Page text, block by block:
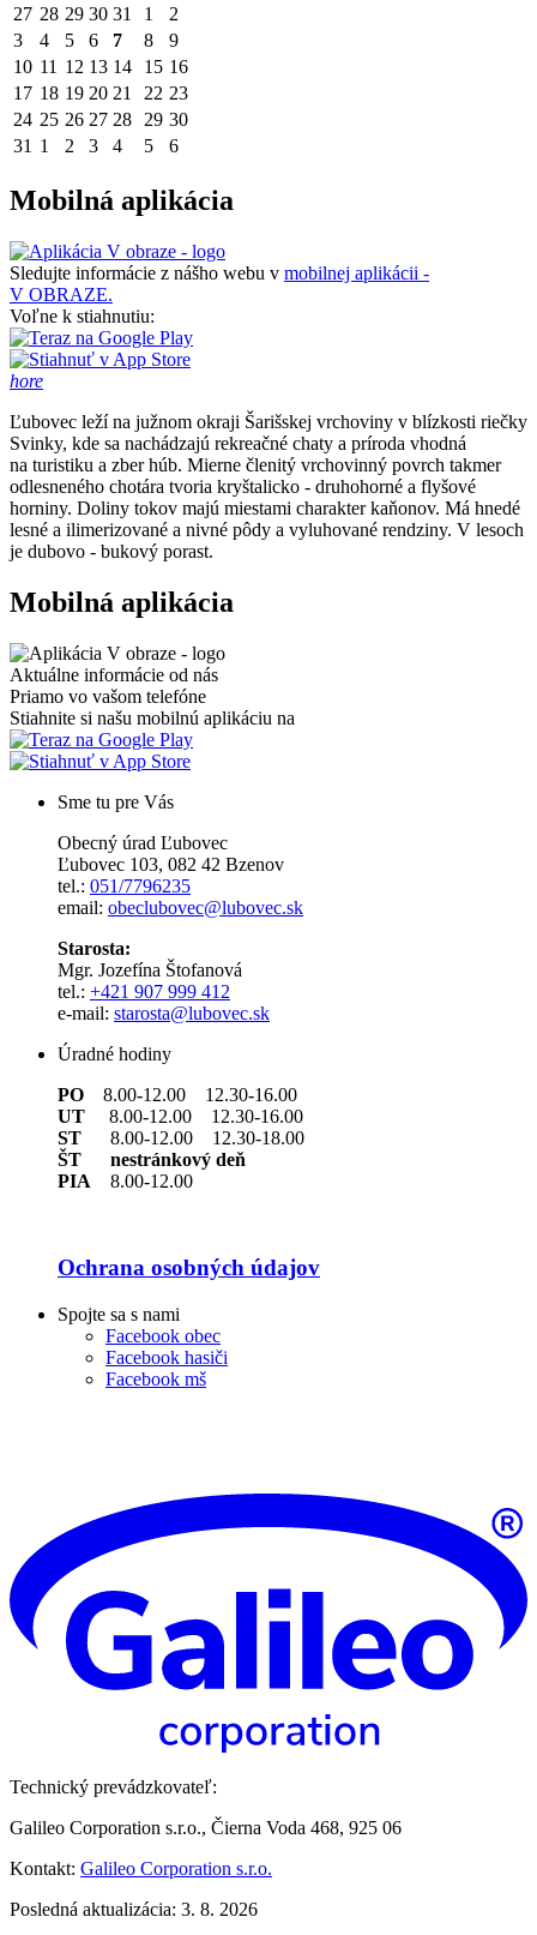
27 28 29 30 31 1
2
3
4 5 6 7 8
9
10 11 12 13 14 15 16
17 18 19 20 21 22 23
24 25 26 27 28 29 30
31 1 2 3 4 5 6
Mobilná aplikácia
Sledujte informácie z nášho webu v mobilnej aplikácii -
V OBRAZE.
Voľne k stiahnutiu:
hore
Ľubovec leží na južnom okraji Šarišskej vrchoviny v blízkosti riečky
Svinky, kde sa nachádzajú rekreačné chaty a príroda vhodná
na turistiku a zber húb. Mierne členitý vrchovinný povrch takmer
odlesneného chotára tvoria kryštalicko - druhohorné a flyšové
horniny. Doliny tokov majú miestami charakter kaňonov. Má hnedé
lesné a ilimerizované a nivné pôdy a vyluhované rendziny. V lesoch
je dubovo - bukový porast.
Mobilná aplikácia
Aktuálne informácie od nás
Priamo vo vašom telefóne
Stiahnite si našu mobilnú aplikáciu na
Sme tu pre Vás
Obecný úrad Ľubovec
Ľubovec 103, 082 42 Bzenov
tel.: 051/7796235
email: obeclubovec@lubovec.sk
Starosta:
Mgr. Jozefína Štofanová
tel.: +421 907 999 412
e-mail: starosta@lubovec.sk
Úradné hodiny
PO 8.00-12.00 12.30-16.00
UT 8.00-12.00 12.30-16.00
ST 8.00-12.00 12.30-18.00
ŠT nestránkový deň
PIA 8.00-12.00
Ochrana osobných údajov
Spojte sa s nami
Facebook obec
Facebook hasiči
Facebook mš
Technický prevádzkovateľ:
Galileo Corporation s.r.o., Čierna Voda 468, 925 06
Kontakt: Galileo Corporation s.r.o.
Posledná aktualizácia: 3. 8. 2026